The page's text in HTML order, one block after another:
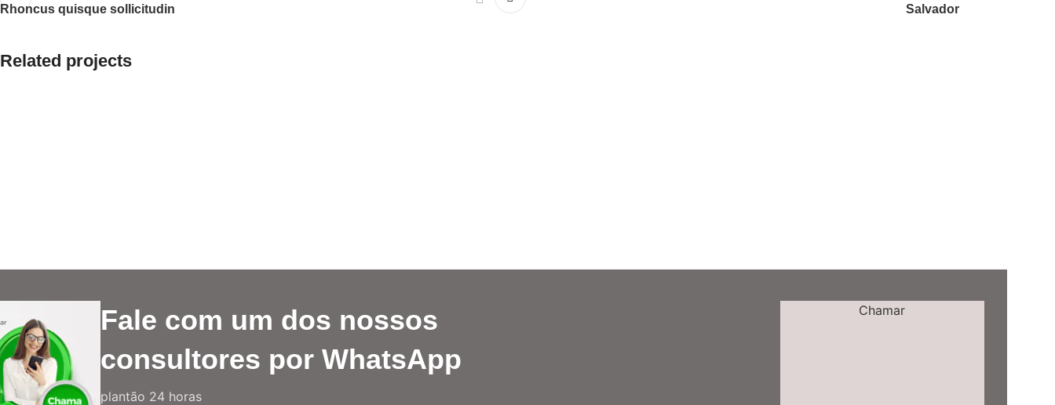
Rhoncus quisque sollicitudin Salvador
Related projects
Fale com um dos nossos
consultores por WhatsApp
plantão 24 horas
Chamar